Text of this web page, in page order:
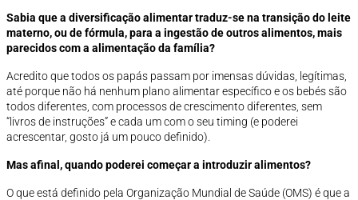
Sabia que a diversificação alimentar traduz-se na transição do leite
materno, ou de fórmula, para a ingestão de outros alimentos, mais
parecidos com a alimentação da família?
Acredito que todos os papás passam por imensas dúvidas, legítimas,
até porque não há nenhum plano alimentar específico e os bebés são
todos diferentes, com processos de crescimento diferentes, sem
“livros de instruções” e cada um com o seu timing (e poderei
acrescentar, gosto já um pouco definido).
Mas afinal, quando poderei começar a introduzir alimentos?
O que está definido pela Organização Mundial de Saúde (OMS) é que a